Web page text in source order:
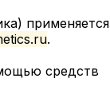
применяется
.
средств